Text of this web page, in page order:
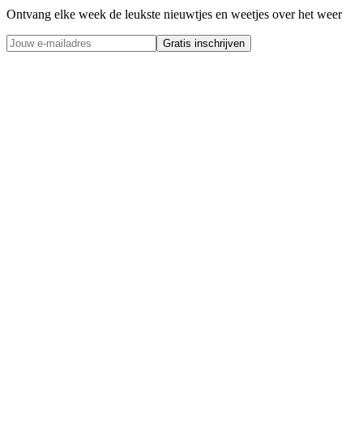
Ontvang elke week de leukste nieuwtjes en weetjes over het weer
Gratis inschrijven